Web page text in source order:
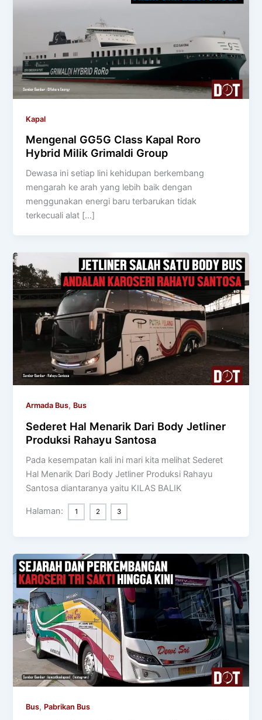
Kapal
Mengenal GG5G Class Kapal Roro
Hybrid Milik Grimaldi Group
Dewasa ini setiap lini kehidupan berkembang
mengarah ke arah yang lebih baik dengan
menggunakan energi baru terbarukan tidak
terkecuali alat […]
Armada Bus, Bus
Sederet Hal Menarik Dari Body Jetliner
Produksi Rahayu Santosa
Pada kesempatan kali ini mari kita melihat Sederet
Hal Menarik Dari Body Jetliner Produksi Rahayu
Santosa diantaranya yaitu KILAS BALIK
Halaman: 1 2 3
Bus, Pabrikan Bus